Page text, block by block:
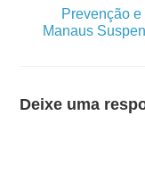
Prevenção
Manaus
Deixe uma